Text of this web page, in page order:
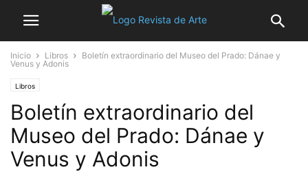
Inicio Libros
Boletín extraordinario del Museo del Prado: Dánae y
Venus y Adonis
Libros
Boletín extraordinario del
Museo del Prado: Dánae y
Venus y Adonis